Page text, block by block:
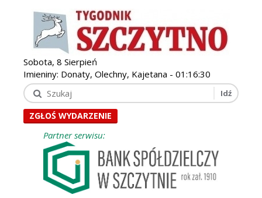
Sobota, 8 Sierpień
Imieniny: Donaty, Olechny, Kajetana - 01:16:31
ZGŁOŚ WYDARZENIE
Partner serwisu: